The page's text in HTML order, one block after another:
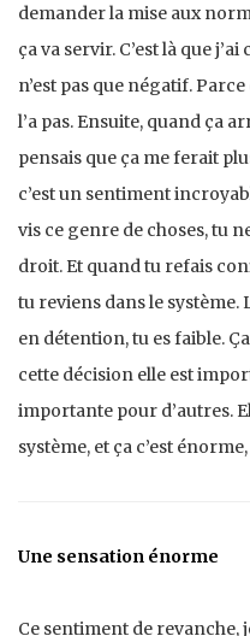
demander la mise aux
ça va servir. C’est là que
n’est pas que négatif.
l’a pas. Ensuite, quand ça
pensais que ça me ferait
c’est un sentiment
vis ce genre de choses, tu
droit. Et quand tu refais
tu reviens dans le système.
en détention, tu es faible.
cette décision elle est
importante pour d’autres.
système, et ça c’est
Une sensation énorme
Ce sentiment de revanche,